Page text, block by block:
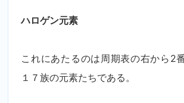
ハロゲン元素
これにあたるのは周期表の右から2
１７族の元素たちである。